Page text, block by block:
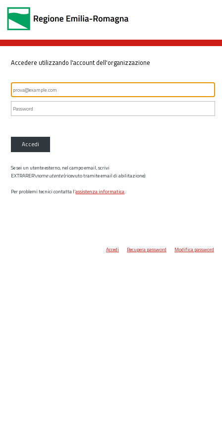
Accedere utilizzando l'account dell'organizzazione
Accedi
Se sei un utente esterno, nel campo email, scrivi
EXTRARER\nome utente(ricevuto tramite email di abilitazione)
Per problemi tecnici contatta l’assistenza informatica.
Accedi Recupera password Modifica password